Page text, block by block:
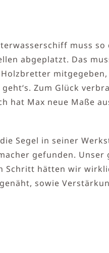
muss so
abgeplatzt. Das
Zum Glück
hat Max neue Maße
Segel in seiner
gefunden.
Schritt hätten wir
sowie